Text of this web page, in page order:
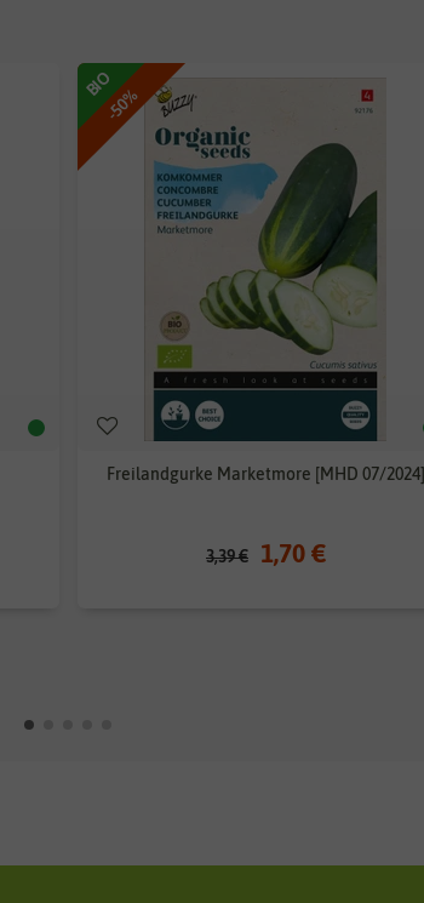
-50%
BIO
Freilandgurke Marketmore [MHD 07/2024]
3,39 € 1,70 €